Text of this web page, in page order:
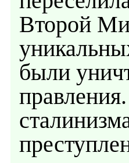
Второй
были